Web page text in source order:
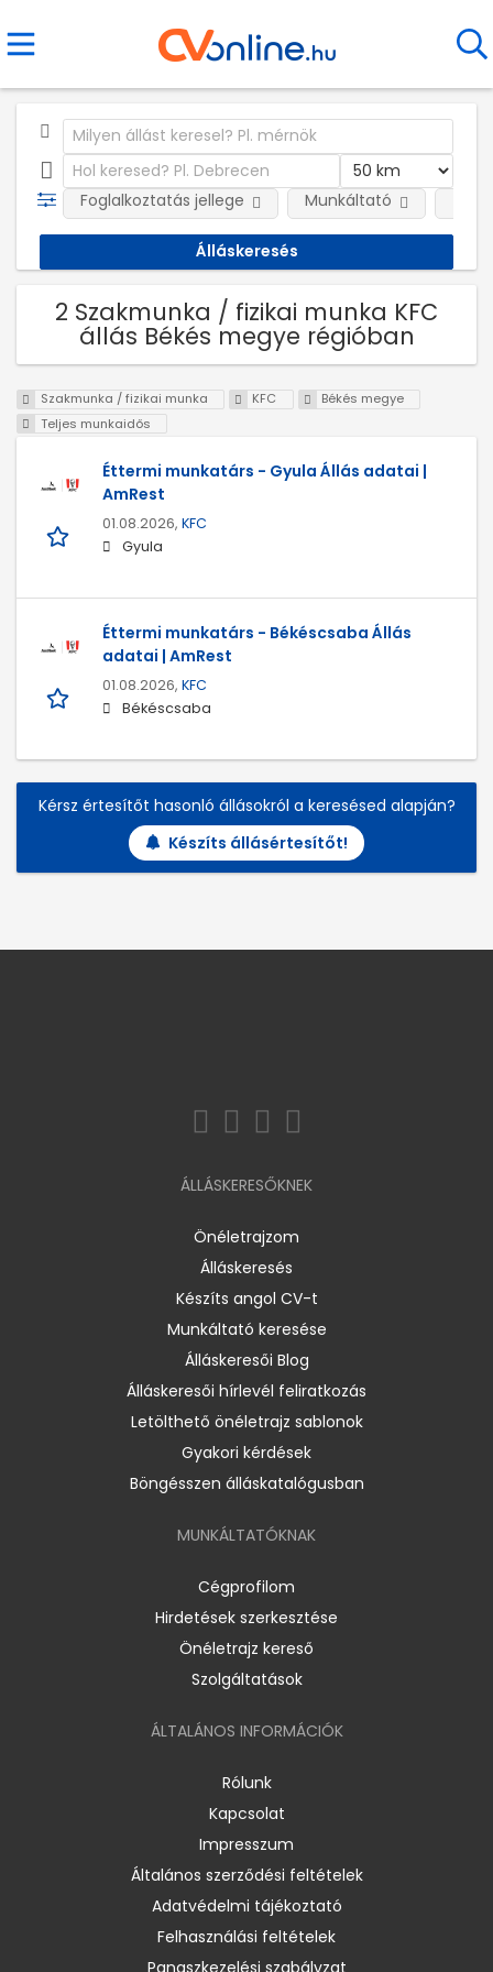
Foglalkoztatás jellege Munkáltató
2 Szakmunka / fizikai munka KFC
állás Békés megye régióban
Szakmunka / fizikai munka KFC
Békés megye
Teljes munkaidős
Éttermi munkatárs - Gyula Állás adatai |
AmRest
01.08.2026, KFC
Gyula
Éttermi munkatárs - Békéscsaba Állás
adatai | AmRest
01.08.2026, KFC
Békéscsaba
Kérsz értesítőt hasonló állásokról a keresésed alapján?
Készíts állásértesítőt!
ÁLLÁSKERESŐKNEK
Önéletrajzom
Álláskeresés
Készíts angol CV-t
Munkáltató keresése
Álláskeresői Blog
Álláskeresői hírlevél feliratkozás
Letölthető önéletrajz sablonok
Gyakori kérdések
Böngésszen álláskatalógusban
MUNKÁLTATÓKNAK
Cégprofilom
Hirdetések szerkesztése
Önéletrajz kereső
Szolgáltatások
ÁLTALÁNOS INFORMÁCIÓK
Rólunk
Kapcsolat
Impresszum
Általános szerződési feltételek
Adatvédelmi tájékoztató
Felhasználási feltételek